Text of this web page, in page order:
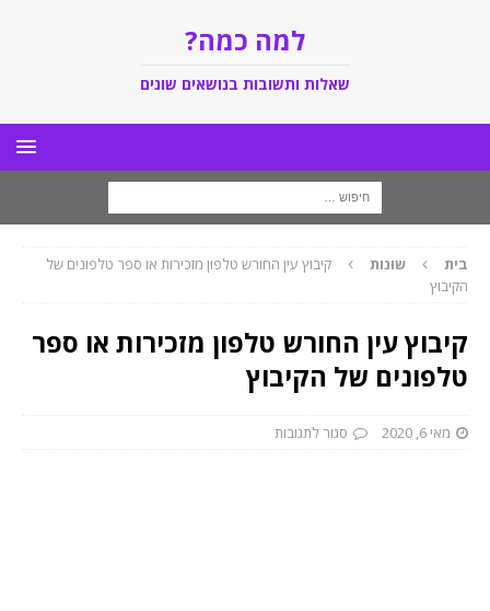
למה כמה?
שאלות ותשובות בנושאים שונים
בית שונות
קיבוץ עין החורש טלפון מזכירות או ספר טלפונים של
הקיבוץ
קיבוץ עין החורש טלפון מזכירות או ספר
טלפונים של הקיבוץ
מאי 6, 2020 סגור לתגובות